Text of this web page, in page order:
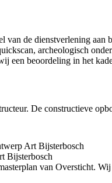
van de dienstverlening
archeologisch
een beoordeling in het
De constructieve
Bijsterbosch
van Oversticht.